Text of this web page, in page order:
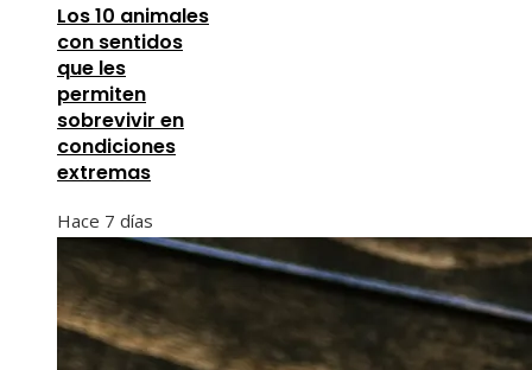
Los 10 animales
con sentidos
que les
permiten
sobrevivir en
condiciones
extremas
Hace 7 días